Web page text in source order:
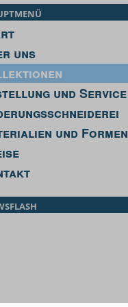
uns
und Service
und Formen